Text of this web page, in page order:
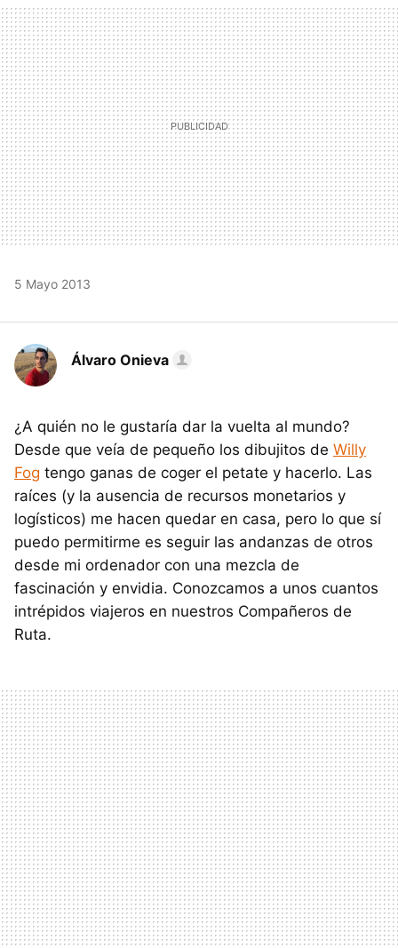
MAIL
5 Mayo 2013
Álvaro Onieva
¿A quién no le gustaría dar la vuelta al mundo?
Desde que veía de pequeño los dibujitos de Willy
Fog tengo ganas de coger el petate y hacerlo. Las
raíces (y la ausencia de recursos monetarios y
logísticos) me hacen quedar en casa, pero lo que sí
puedo permitirme es seguir las andanzas de otros
desde mi ordenador con una mezcla de
fascinación y envidia. Conozcamos a unos cuantos
intrépidos viajeros en nuestros Compañeros de
Ruta.